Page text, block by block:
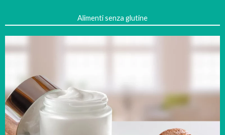
Alimenti senza glutine